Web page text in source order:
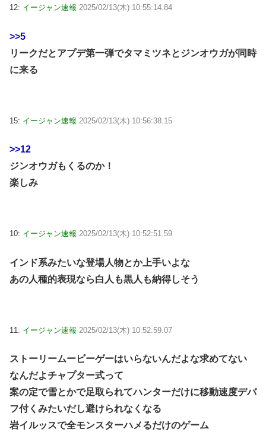
12: イージャン速報 2025/02/13(木) 10:55:14.84
>>5
リークだとアプデ第一弾でタマミツネとジンオウガが同時
に来る
15: イージャン速報 2025/02/13(木) 10:56:38.15
>>12
ジンオウガもくるのか！
楽しみ
10: イージャン速報 2025/02/13(木) 10:52:51.59
インド系みたいな登場人物とか上手いよな
あの人種的表現なら白人も黒人も納得しそう
11: イージャン速報 2025/02/13(木) 10:52:59.07
ストーリームービーゲーはいらないんだよな求めてない
なんだよチャプター式って
案の定で雪とかで足取られてハンターだけに移動速度デバ
フ付くみたいだし避けられなくなる
岩イルッスで全モンスターハメるだけのゲーム